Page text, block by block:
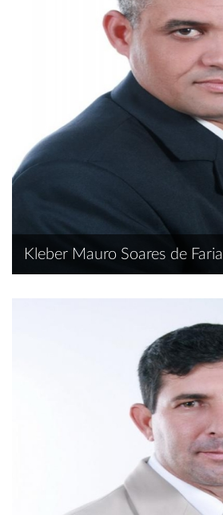
Kleber Mauro Soares de Faria